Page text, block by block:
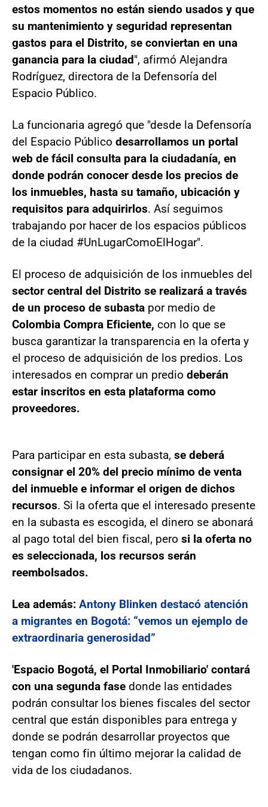
estos momentos no están siendo usados y que
su mantenimiento y seguridad representan
gastos para el Distrito, se conviertan en una
ganancia para la ciudad", afirmó Alejandra
Rodríguez, directora de la Defensoría del
Espacio Público.
La funcionaria agregó que "desde la Defensoría
del Espacio Público desarrollamos un portal
web de fácil consulta para la ciudadanía, en
donde podrán conocer desde los precios de
los inmuebles, hasta su tamaño, ubicación y
requisitos para adquirirlos. Así seguimos
trabajando por hacer de los espacios públicos
de la ciudad #UnLugarComoElHogar".
El proceso de adquisición de los inmuebles del
sector central del Distrito se realizará a través
de un proceso de subasta por medio de
Colombia Compra Eficiente, con lo que se
busca garantizar la transparencia en la oferta y
el proceso de adquisición de los predios. Los
interesados en comprar un predio deberán
estar inscritos en esta plataforma como
proveedores.
Para participar en esta subasta, se deberá
consignar el 20% del precio mínimo de venta
del inmueble e informar el origen de dichos
recursos. Si la oferta que el interesado presente
en la subasta es escogida, el dinero se abonará
al pago total del bien fiscal, pero si la oferta no
es seleccionada, los recursos serán
reembolsados.
Lea además: Antony Blinken destacó atención
a migrantes en Bogotá: “vemos un ejemplo de
extraordinaria generosidad”
'Espacio Bogotá, el Portal Inmobiliario' contará
con una segunda fase donde las entidades
podrán consultar los bienes fiscales del sector
central que están disponibles para entrega y
donde se podrán desarrollar proyectos que
tengan como fin último mejorar la calidad de
vida de los ciudadanos.